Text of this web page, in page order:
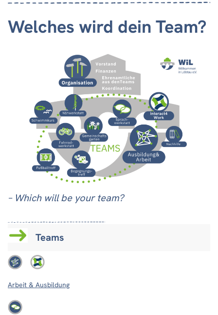
Welches wird dein Team?
– Which will be your team?
Teams
Arbeit & Ausbildung